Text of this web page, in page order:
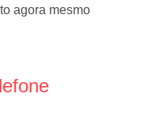
agora mesmo